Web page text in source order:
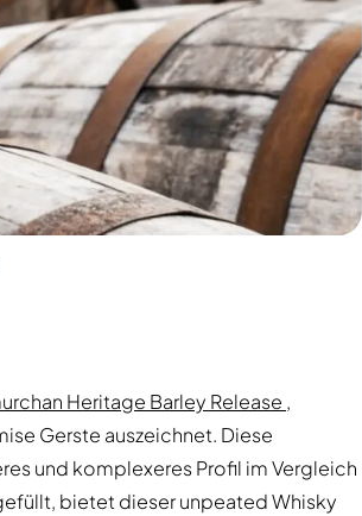
Heritage Barley Release ,
Gerste auszeichnet. Diese
und komplexeres Profil im Vergleich
bietet dieser unpeated Whisky